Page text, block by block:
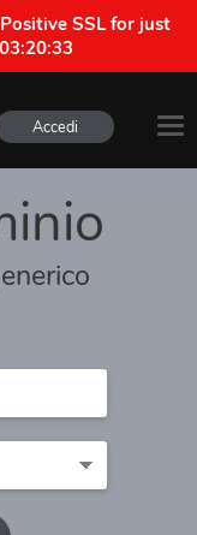
SSL for just
Accedi